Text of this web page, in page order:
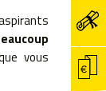
vous